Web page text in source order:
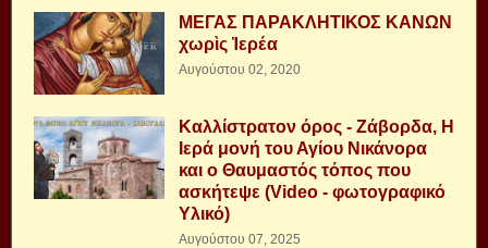
ΜΕΓΑΣ ΠΑΡΑΚΛΗΤΙΚΟΣ ΚΑΝΩΝ
χωρὶς Ἱερέα
Αυγούστου 02, 2020
Καλλίστρατον όρος - Ζάβορδα, Η
Ιερά μονή του Αγίου Νικάνορα
και ο Θαυμαστός τόπος που
ασκήτεψε (Video - φωτογραφικό
Υλικό)
Αυγούστου 07, 2025